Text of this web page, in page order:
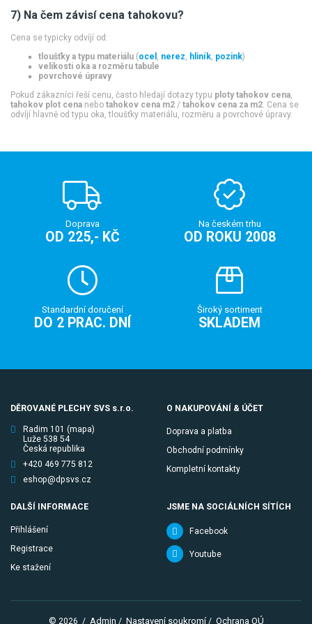
7) Na čem závisí cena tahokovu?
Cena se typicky odvíjí od:
tloušťky a typu materiálu (ocel , nerez, hliník, pozink)
velikosti oka a rozměru tabule
povrchové úpravy
Pokud zákazníci řeší cenu, často hledají dotazy typu ploty tahokov cena,
tahokov plot cena nebo tahokov cena m2 / tahokov cena za m2. Cena se
odvíjí hlavně od typu oka, tloušťky materiálu, rozměru a povrchové úpravy.
Doprava
OD 225,- KČ
Na českém trhu
OD ROKU 2008
Standardní doručení
DO 2 PRAC. DNÍ
Široký sortiment
SKLADEM
DĚROVANÉ PLECHY SVS s.r.o.
Radim 101 (mapa)
Luže 538 54
Česká republika
+420 469 775 812
eshop@dpsvs.cz
O NAKUPOVÁNÍ & ÚČET
Doprava a platba
Obchodní podmínky
Kompletní kontakty
DALŠÍ INFORMACE
Přihlášení
Registrace
Ke stažení
JSME NA SOCIÁLNÍCH SÍTÍCH
Facebook
Youtube
© 2026 / Admin / Nastavení soukromí/ Ochrana OÚ